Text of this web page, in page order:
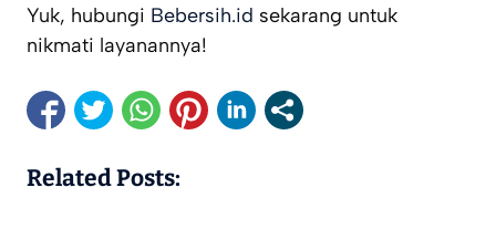
Yuk, hubungi Bebersih.id sekarang untuk
nikmati layanannya!
Related Posts: